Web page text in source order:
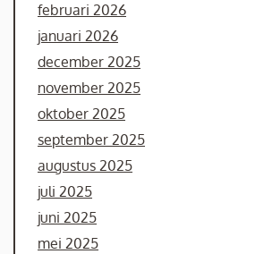
februari 2026
januari 2026
december 2025
november 2025
oktober 2025
september 2025
augustus 2025
juli 2025
juni 2025
mei 2025